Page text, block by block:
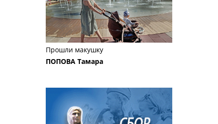
Прошли макушку
ПОПОВА Тамара